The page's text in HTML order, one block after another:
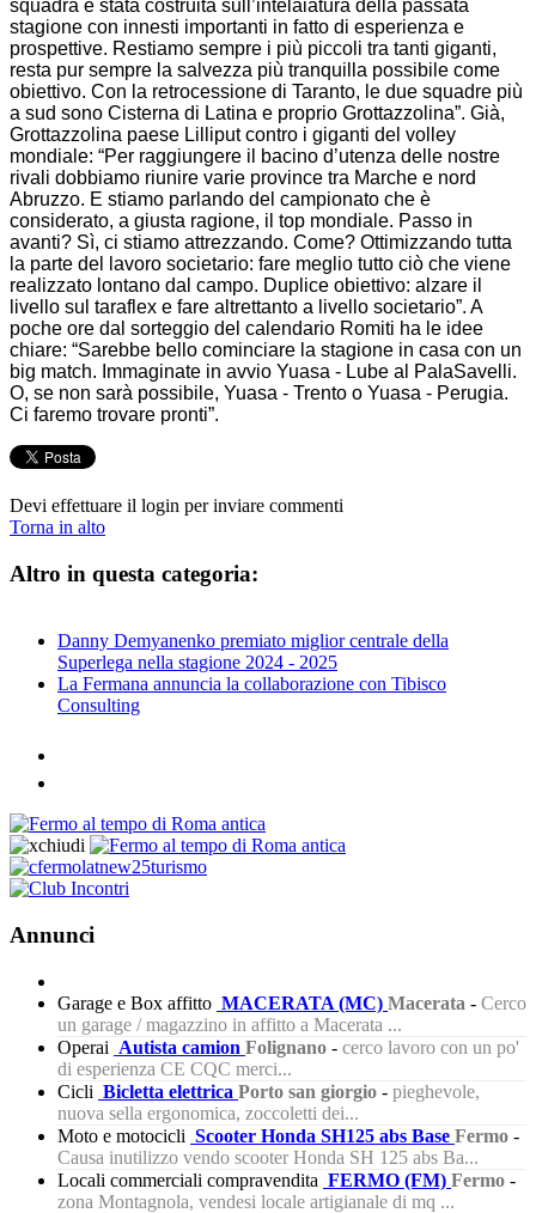
squadra è stata costruita sull’intelaiatura della passata
stagione con innesti importanti in fatto di esperienza e
prospettive. Restiamo sempre i più piccoli tra tanti giganti,
resta pur sempre la salvezza più tranquilla possibile come
obiettivo. Con la retrocessione di Taranto, le due squadre più
a sud sono Cisterna di Latina e proprio Grottazzolina”. Già,
Grottazzolina paese Lilliput contro i giganti del volley
mondiale: “Per raggiungere il bacino d’utenza delle nostre
rivali dobbiamo riunire varie province tra Marche e nord
Abruzzo. E stiamo parlando del campionato che è
considerato, a giusta ragione, il top mondiale. Passo in
avanti? Sì, ci stiamo attrezzando. Come? Ottimizzando tutta
la parte del lavoro societario: fare meglio tutto ciò che viene
realizzato lontano dal campo. Duplice obiettivo: alzare il
livello sul taraflex e fare altrettanto a livello societario”. A
poche ore dal sorteggio del calendario Romiti ha le idee
chiare: “Sarebbe bello cominciare la stagione in casa con un
big match. Immaginate in avvio Yuasa - Lube al PalaSavelli.
O, se non sarà possibile, Yuasa - Trento o Yuasa - Perugia.
Ci faremo trovare pronti”.
Devi effettuare il login per inviare commenti
Torna in alto
Altro in questa categoria:
Danny Demyanenko premiato miglior centrale della
Superlega nella stagione 2024 - 2025
La Fermana annuncia la collaborazione con Tibisco
Consulting
Annunci
Garage e Box affitto MACERATA (MC) Macerata - Cerco
un garage / magazzino in affitto a Macerata ...
Operai Autista camion Folignano - cerco lavoro con un po'
di esperienza CE CQC merci...
Cicli Bicletta elettrica Porto san giorgio - pieghevole,
nuova sella ergonomica, zoccoletti dei...
Moto e motocicli Scooter Honda SH125 abs Base Fermo -
Causa inutilizzo vendo scooter Honda SH 125 abs Ba...
Locali commerciali compravendita FERMO (FM) Fermo -
zona Montagnola, vendesi locale artigianale di mq ...